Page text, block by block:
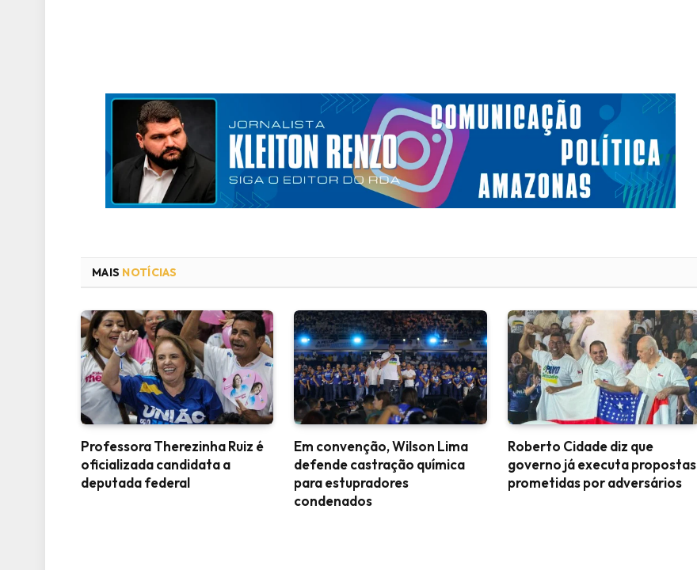
MAIS NOTÍCIAS
Professora Therezinha Ruiz é
oficializada candidata a
deputada federal
Em convenção, Wilson Lima
defende castração química
para estupradores
condenados
Roberto Cidade diz que
governo já executa propostas
prometidas por adversários